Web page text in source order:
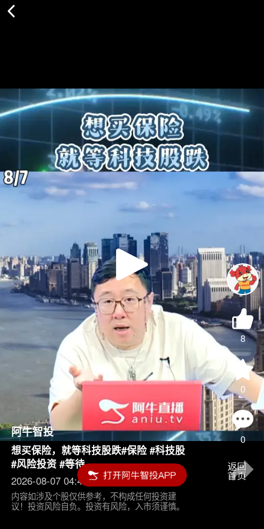
Play
Video
8
0
0
阿牛智投
想买保险，就等科技股跌#保险 #科技股
#风险投资 #等待
2026-08-07 04:45
内容如涉及个股仅供参考，不构成任何投资建
议！投资风险自负。投资有风险，入市须谨慎。